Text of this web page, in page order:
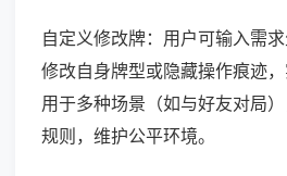
自定义修改牌：用户可输入需求
修改自身牌型或隐藏操作痕迹
用于多种场景（如与好友对局
规则，维护公平环境。